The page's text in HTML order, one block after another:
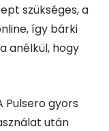
szükséges, a
így bárki
anélkül, hogy
Pulsero gyors
után